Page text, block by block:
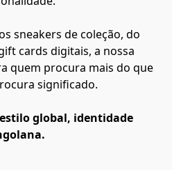
sneakers de coleção, do
cards digitais, a nossa
quem procura mais do que
significado.
global, identidade